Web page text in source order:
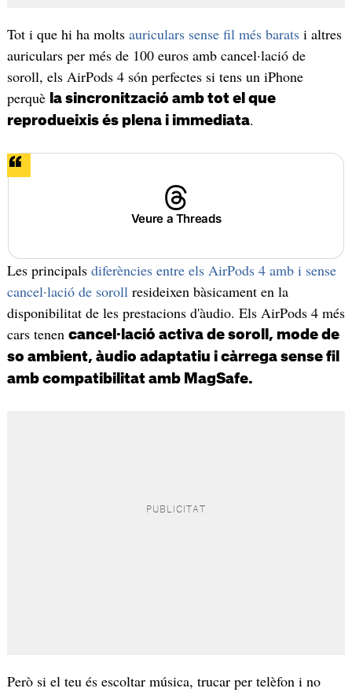
Tot i que hi ha molts auriculars sense fil més baratsi altres
auriculars per més de 100 euros amb cancel·lació de
soroll, els AirPods 4 són perfectes si tens un iPhone
perquè la sincronització amb tot el que
reprodueixis és plena i immediata.
Veure a Threads
Les principals diferències entre els AirPods 4 amb i sense
cancel·lació de sorollresideixen bàsicament en la
disponibilitat de les prestacions d'àudio. Els AirPods 4 més
cars tenen cancel·lació activa de soroll, mode de
so ambient, àudio adaptatiu i càrrega sense fil
amb compatibilitat amb MagSafe.
Però si el teu és escoltar música, trucar per telèfon i no